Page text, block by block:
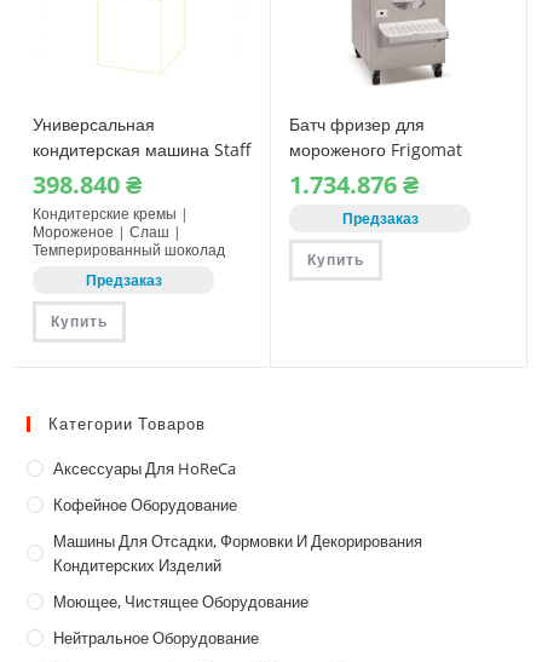
Универсальная
кондитерская машина Staff
RoboCream RT51
398.840₴
Кондитерские кремы |
Мороженое | Слаш |
Темперированный шоколад
Предзаказ
Купить
Батч фризер для
мороженого Frigomat
TWIN 35
комбинированный
1.734.876₴
Предзаказ
Купить
Категории Товаров
Аксессуары Для HoReCa
Кофейное Оборудование
Машины Для Отсадки, Формовки И Декорирования
Кондитерских Изделий
Моющее, Чистящее Оборудование
Нейтральное Оборудование